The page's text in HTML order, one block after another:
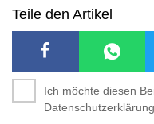
Teile den Artikel
Ich möchte diesen